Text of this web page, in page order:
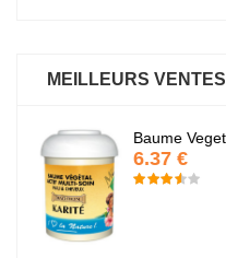
MEILLEURS VENTES
soin